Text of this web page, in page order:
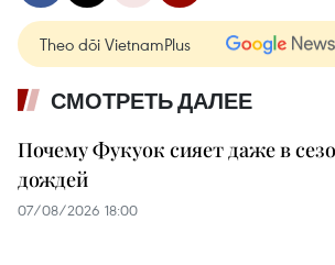
Theo dõi VietnamPlus
СМОТРЕТЬ ДАЛЕЕ
Почему Фукуок сияет даже в
дождей
07/08/2026 18:00